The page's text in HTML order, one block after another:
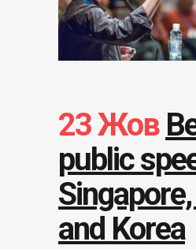
23 Жов
public
and Korea